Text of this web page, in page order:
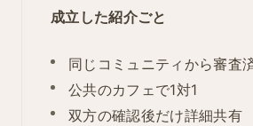
成立した紹介ごと
同じコミュニティから審査
公共のカフェで1対1
双方の確認後だけ詳細共有